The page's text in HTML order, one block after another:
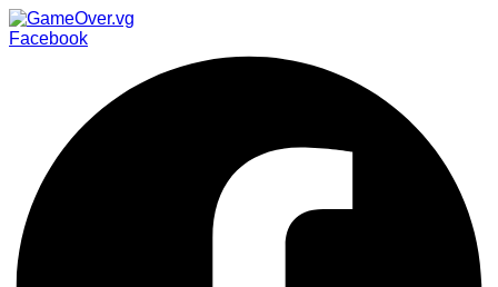
Facebook